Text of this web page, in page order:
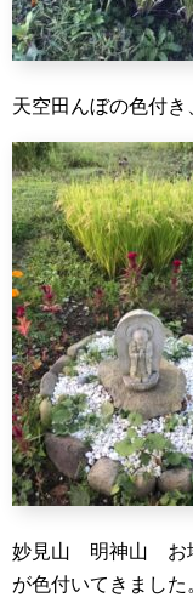
天空田んぼの色付き
妙見山 明神山 お
が色付いてきました